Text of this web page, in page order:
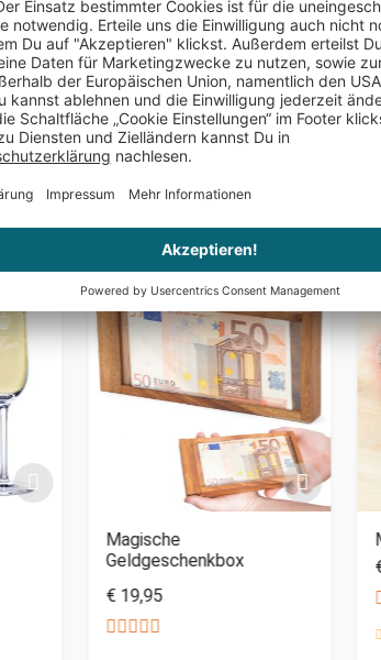
Das könnte Dir auch gefallen
Magische
Geldgeschenkbox
€ 19,95